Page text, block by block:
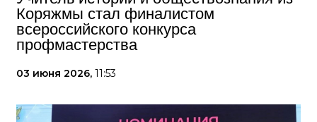
Коряжмы стал финалистом
всероссийского конкурса
профмастерства
03 июня 2026, 11:53